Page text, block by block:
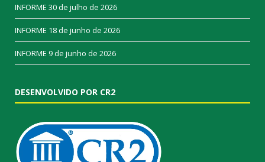
INFORME 30 de julho de 2026
INFORME 18 de junho de 2026
INFORME 9 de junho de 2026
DESENVOLVIDO POR CR2